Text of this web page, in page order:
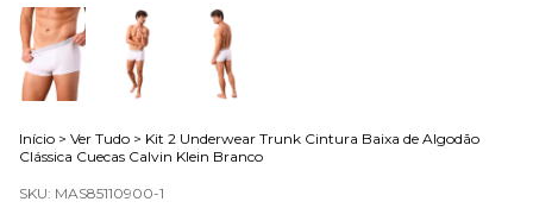
Início > Ver Tudo > Kit 2 Underwear Trunk Cintura Baixa de Algodão
Clássica Cuecas Calvin Klein Branco
SKU: MAS85110900-1